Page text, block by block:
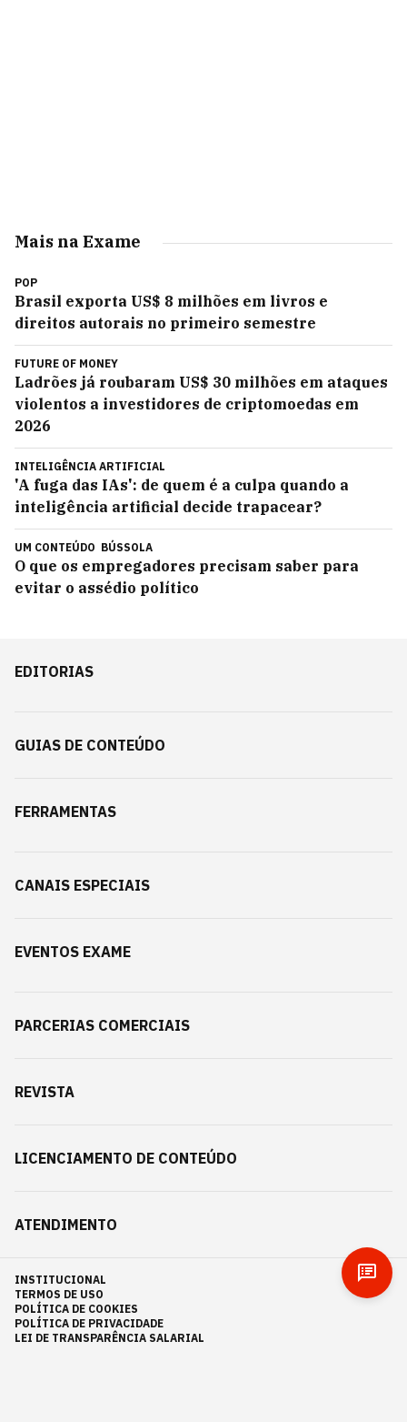
Mais na Exame
POP
Brasil exporta US$ 8 milhões em livros e
direitos autorais no primeiro semestre
FUTURE OF MONEY
Ladrões já roubaram US$ 30 milhões em ataques
violentos a investidores de criptomoedas em
2026
INTELIGÊNCIA ARTIFICIAL
'A fuga das IAs': de quem é a culpa quando a
inteligência artificial decide trapacear?
UM CONTEÚDO BÚSSOLA
O que os empregadores precisam saber para
evitar o assédio político
EDITORIAS
GUIAS DE CONTEÚDO
FERRAMENTAS
CANAIS ESPECIAIS
EVENTOS EXAME
PARCERIAS COMERCIAIS
REVISTA
LICENCIAMENTO DE CONTEÚDO
ATENDIMENTO
INSTITUCIONAL
TERMOS DE USO
POLÍTICA DE COOKIES
POLÍTICA DE PRIVACIDADE
LEI DE TRANSPARÊNCIA SALARIAL